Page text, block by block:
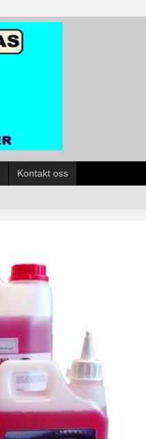
Kontakt oss